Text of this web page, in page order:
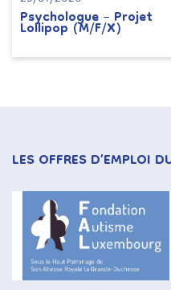
Psychologue – Projet
Lollipop (M/F/X)
LES OFFRES D’EMPLOI